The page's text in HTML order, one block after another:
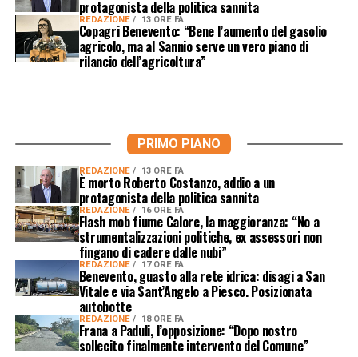
protagonista della politica sannita
REDAZIONE 13 ORE FA
Copagri Benevento: “Bene l’aumento del gasolio
agricolo, ma al Sannio serve un vero piano di
rilancio dell’agricoltura”
PRIMO PIANO
REDAZIONE 13 ORE FA
È morto Roberto Costanzo, addio a un
protagonista della politica sannita
REDAZIONE 16 ORE FA
Flash mob fiume Calore, la maggioranza: “No a
strumentalizzazioni politiche, ex assessori non
fingano di cadere dalle nubi”
REDAZIONE 17 ORE FA
Benevento, guasto alla rete idrica: disagi a San
Vitale e via Sant’Angelo a Piesco. Posizionata
autobotte
REDAZIONE 18 ORE FA
Frana a Paduli, l’opposizione: “Dopo nostro
sollecito finalmente intervento del Comune”